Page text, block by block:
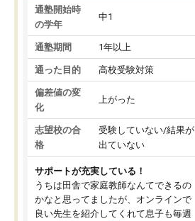
通塾開始時
の学年
中1
通塾期間 1年以上
通った目的 高校受験対策
偏差値の変
化
上がった
志望校の合
格
受験していない/結果が
出ていない
サポートが充実している！
うちは田舎で家庭教師なんてできるの
かなと思ってましたが、オンラインで
良い先生を紹介してくれて息子も毎週